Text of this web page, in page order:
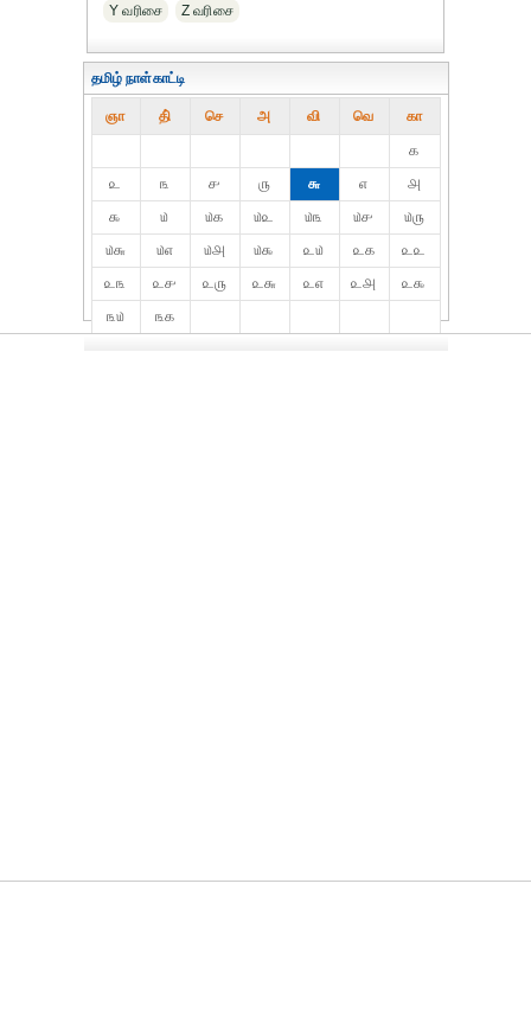
Y வரிசை Z வரிசை
தமிழ் நாள்காட்டி
ஞா தி் செ அ வி வெ கா
௧
௨
௩ ௪ ௫ ௬ ௭
௮
௯
௰ ௰௧ ௰௨ ௰௩ ௰௪
௰௫
௰௬
௰௭ ௰௮ ௰௯ ௨௰ ௨௧
௨௨
௨௩
௨௪ ௨௫ ௨௬ ௨௭ ௨௮
௨௯
௩௰
௩௧